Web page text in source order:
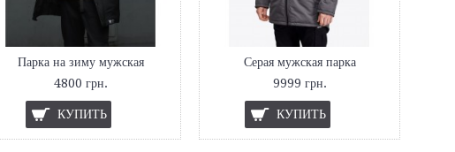
Парка на зиму мужская
4800 грн.
КУПИТЬ
Серая мужская парка
9999 грн.
КУПИТЬ